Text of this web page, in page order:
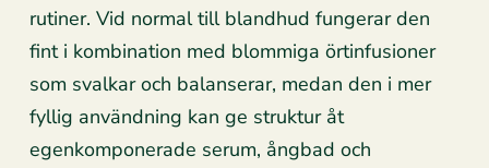
rutiner. Vid normal till blandhud fungerar den
fint i kombination med blommiga örtinfusioner
som svalkar och balanserar, medan den i mer
fyllig användning kan ge struktur åt
egenkomponerade serum, ångbad och